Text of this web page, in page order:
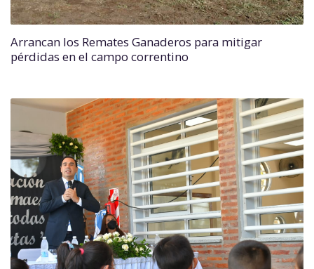
Arrancan los Remates Ganaderos para mitigar
pérdidas en el campo correntino